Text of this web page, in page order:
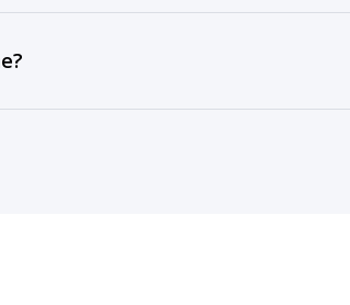
сведения за 3 года, а